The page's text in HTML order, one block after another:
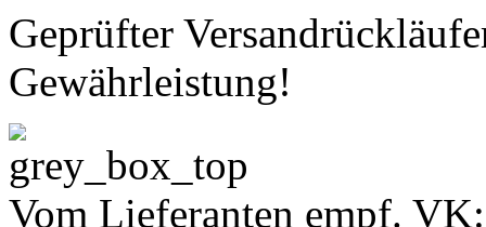
Geprüfter
Gewährleistung!
Vom Lieferanten empf.